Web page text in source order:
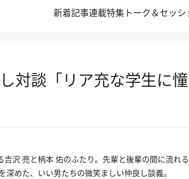
新着記事連載特集 トーク＆セッシ
対談「リア充な学生に憧
沢 亮と柄本 佑のふたり。先輩と後輩の間に流れ
めた、いい男たちの微笑ましい仲良し談義。